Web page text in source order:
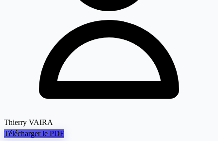
Thierry VAIRA
Télécharger le PDF